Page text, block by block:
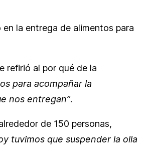
la entrega de alimentos para
refirió al por qué de la
para acompañar la
nos entregan”.
de 150 personas,
tuvimos que suspender la olla